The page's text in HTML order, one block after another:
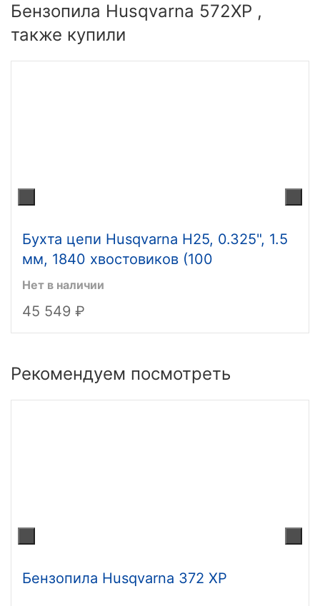
Бензопила Husqvarna 572XP ,
также купили
Бухта цепи Husqvarna H25, 0.325", 1.5
мм, 1840 хвостовиков (100
футов/30.48 м)
Нет в наличии
45 549
Рекомендуем посмотреть
Бензопила Husqvarna 372 XP